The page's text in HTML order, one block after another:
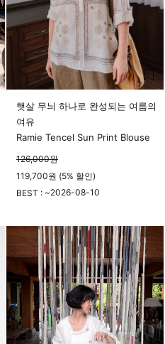
햇살 무늬 하나로 완성되는 여름의
여유
Ramie Tencel Sun Print Blouse
126,000원
119,700원 (5% 할인)
BEST : ~2026-08-10